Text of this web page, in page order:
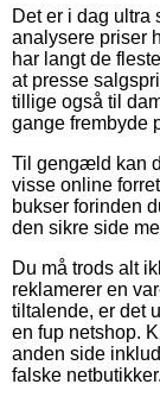
Det er i dag ultra
analysere priser
har langt de
at presse
tillige også til
gange frembyde
Til gengæld kan
visse online
bukser forinden
den sikre side
Du må trods alt
reklamerer en
tiltalende, er det
en fup netshop.
anden side
falske netbutikker.